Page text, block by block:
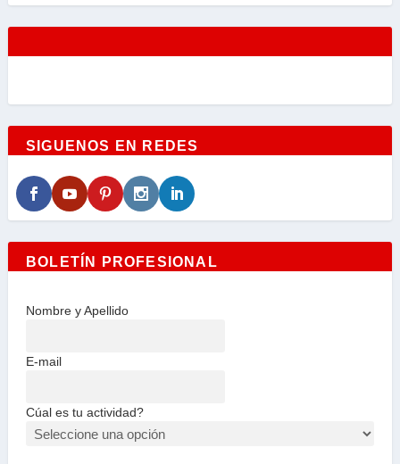
SIGUENOS EN REDES
BOLETÍN PROFESIONAL
Nombre y Apellido
E-mail
Cúal es tu actividad?